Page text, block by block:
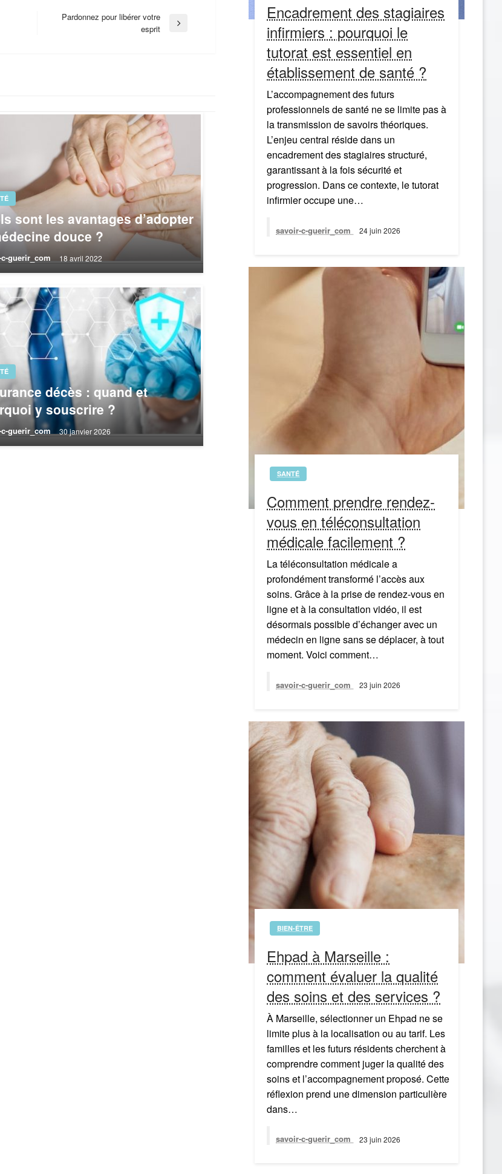
Pardonnez pour libérer votre
esprit
sont les avantages d’adopter
douce ?
guerir_com 18 avril 2022
décès : quand et
y souscrire ?
guerir_com 30 janvier 2026
Encadrement des stagiaires
infirmiers : pourquoi le
tutorat est essentiel en
établissement de santé ?
L’accompagnement des futurs
professionnels de santé ne se limite pas à
la transmission de savoirs théoriques.
L’enjeu central réside dans un
encadrement des stagiaires structuré,
garantissant à la fois sécurité et
progression. Dans ce contexte, le tutorat
infirmier occupe une…
savoir-c-guerir_com 24 juin 2026
SANTÉ
Comment prendre rendez-
vous en téléconsultation
médicale facilement ?
La téléconsultation médicale a
profondément transformé l’accès aux
soins. Grâce à la prise de rendez-vous en
ligne et à la consultation vidéo, il est
désormais possible d’échanger avec un
médecin en ligne sans se déplacer, à tout
moment. Voici comment…
savoir-c-guerir_com 23 juin 2026
BIEN-ÊTRE
Ehpad à Marseille :
comment évaluer la qualité
des soins et des services ?
À Marseille, sélectionner un Ehpad ne se
limite plus à la localisation ou au tarif. Les
familles et les futurs résidents cherchent à
comprendre comment juger la qualité des
soins et l’accompagnement proposé. Cette
réflexion prend une dimension particulière
dans…
savoir-c-guerir_com 23 juin 2026